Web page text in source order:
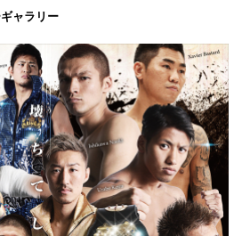
ャラリー